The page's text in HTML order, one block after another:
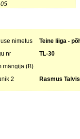
nimetus
Teine liiga -
nr
TL-30
mängija (B)
2 Rasmus